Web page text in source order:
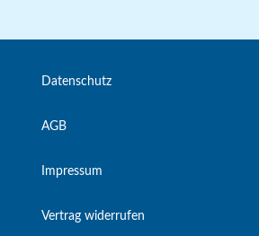
Datenschutz
AGB
Impressum
Vertrag widerrufen